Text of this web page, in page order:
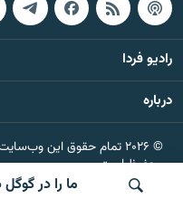
ما را در گوگل
بازپخش
رادیو فردا
درباره
© ۲۰۲۶ تمام حقوق این
محفوظ است.